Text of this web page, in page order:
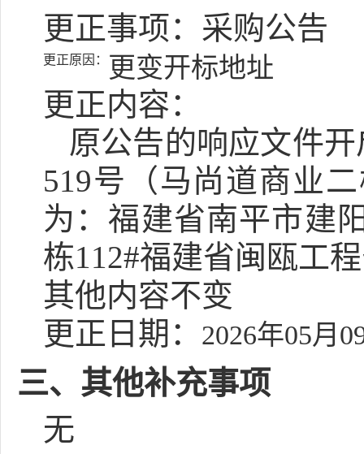
更正事项：采购公告
更正原因： 更变开标地址
更正内容：
原公告的响应文件
519号（马尚道商业
为：福建省南平市建
栋112#福建省闽瓯工
其他内容不变
更正日期：
2026年05月
三、其他补充事项
无